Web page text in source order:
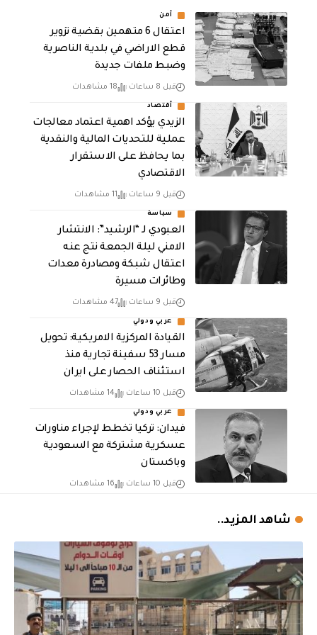
أمن
اعتقال 6 متهمين بقضية تزوير
قطع الاراضي في بلدية الناصرية
وضبط ملفات جديدة
قبل 8 ساعات 18 مشاهدات
أقتصاد
الزيدي يؤكد اهمية اعتماد معالجات
عملية للتحديات المالية والنقدية
بما يحافظ على الاستقرار
الاقتصادي
قبل 9 ساعات 11 مشاهدات
سياسة
العبودي لـ “الرشيد”: الانتشار
الامني ليلة الجمعة نتج عنه
اعتقال شبكة ومصادرة معدات
وطائرات مسيرة
قبل 9 ساعات 47 مشاهدات
عربي ودولي
القيادة المركزية الامريكية: تحويل
مسار 53 سفينة تجارية منذ
استئناف الحصار على ايران
قبل 10 ساعات 14 مشاهدات
عربي ودولي
فيدان: تركيا تخطط لإجراء مناورات
عسكرية مشتركة مع السعودية
وباكستان
قبل 10 ساعات 16 مشاهدات
شاهد المزيد..